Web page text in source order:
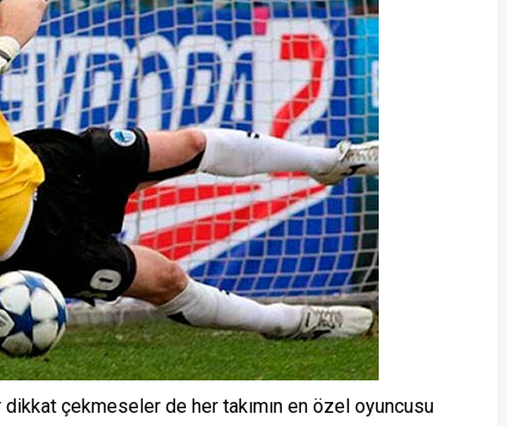
çekmeseler de her takımın en özel oyuncusu